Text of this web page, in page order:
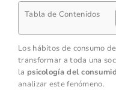
Tabla de Contenidos
Los hábitos de consumo
transformar a toda una
la psicología del
analizar este fenómeno.